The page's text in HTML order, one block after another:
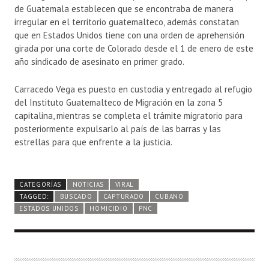
de Guatemala establecen que se encontraba de manera
irregular en el territorio guatemalteco, además constatan
que en Estados Unidos tiene con una orden de aprehensión
girada por una corte de Colorado desde el 1 de enero de este
año sindicado de asesinato en primer grado.
Carracedo Vega es puesto en custodia y entregado al refugio
del Instituto Guatemalteco de Migración en la zona 5
capitalina, mientras se completa el trámite migratorio para
posteriormente expulsarlo al país de las barras y las
estrellas para que enfrente a la justicia.
CATEGORÍAS NOTICIAS
VIRAL
TAGGED:
BUSCADO CAPTURADO
CUBANO
ESTADOS UNIDOS
HOMICIDIO PNC